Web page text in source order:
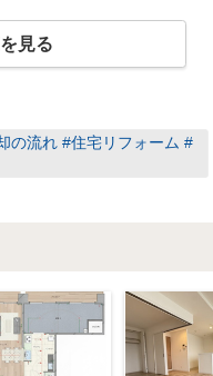
見る
の流れ #住宅リフォーム #